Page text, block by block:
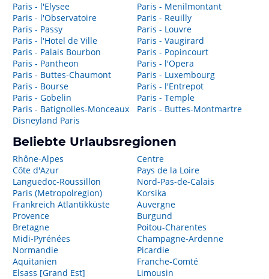
Paris - l'Elysee
Paris - l'Observatoire
Paris - Passy
Paris - l'Hotel de Ville
Paris - Palais Bourbon
Paris - Pantheon
Paris - Buttes-Chaumont
Paris - Bourse
Paris - Gobelin
Paris - Batignolles-Monceaux
Disneyland Paris
Paris - Menilmontant
Paris - Reuilly
Paris - Louvre
Paris - Vaugirard
Paris - Popincourt
Paris - l'Opera
Paris - Luxembourg
Paris - l'Entrepot
Paris - Temple
Paris - Buttes-Montmartre
Beliebte Urlaubsregionen
Rhône-Alpes
Côte d'Azur
Languedoc-Roussillon
Paris (Metropolregion)
Frankreich Atlantikküste
Provence
Bretagne
Midi-Pyrénées
Normandie
Aquitanien
Elsass [Grand Est]
Centre
Pays de la Loire
Nord-Pas-de-Calais
Korsika
Auvergne
Burgund
Poitou-Charentes
Champagne-Ardenne
Picardie
Franche-Comté
Limousin